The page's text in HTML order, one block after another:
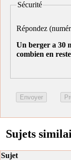
Sécurité
Répondez
Un berger a 30
combien en
Sujets
Sujet